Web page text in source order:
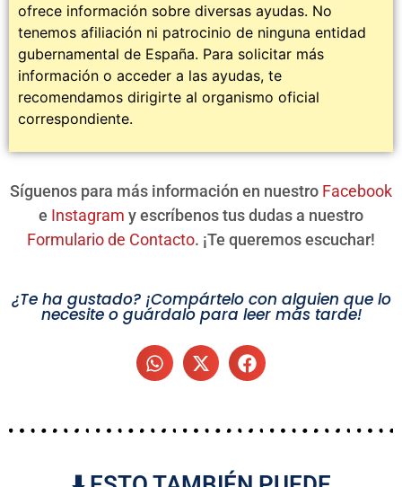
ofrece información sobre diversas ayudas. No
tenemos afiliación ni patrocinio de ninguna entidad
gubernamental de España. Para solicitar más
información o acceder a las ayudas, te
recomendamos dirigirte al organismo oficial
correspondiente.
Síguenos para más información en nuestro Facebook
e Instagram y escríbenos tus dudas a nuestro
Formulario de Contacto. ¡Te queremos escuchar!
¿Te ha gustado? ¡Compártelo con alguien que lo
necesite o guárdalo para leer más tarde!